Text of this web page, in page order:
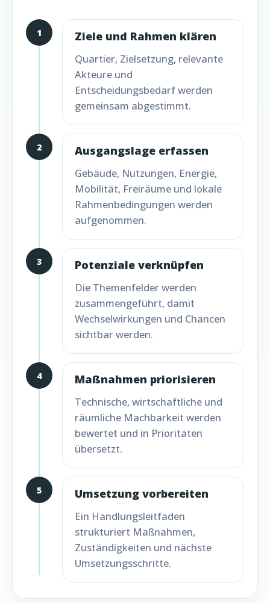
1 Ziele und Rahmen klären
Quartier, Zielsetzung, relevante
Akteure und
Entscheidungsbedarf werden
gemeinsam abgestimmt.
2 Ausgangslage erfassen
Gebäude, Nutzungen, Energie,
Mobilität, Freiräume und lokale
Rahmenbedingungen werden
aufgenommen.
3 Potenziale verknüpfen
Die Themenfelder werden
zusammengeführt, damit
Wechselwirkungen und Chancen
sichtbar werden.
4 Maßnahmen priorisieren
Technische, wirtschaftliche und
räumliche Machbarkeit werden
bewertet und in Prioritäten
übersetzt.
5 Umsetzung vorbereiten
Ein Handlungsleitfaden
strukturiert Maßnahmen,
Zuständigkeiten und nächste
Umsetzungsschritte.